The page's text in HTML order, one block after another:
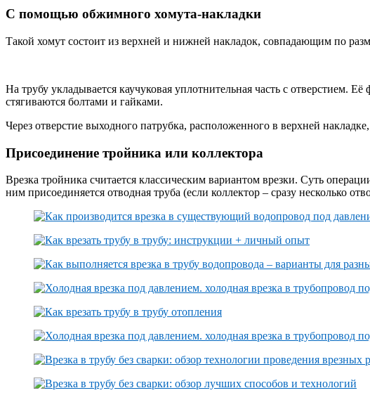
С помощью обжимного хомута-накладки
Такой хомут состоит из верхней и нижней накладок, совпадающим по
На трубу укладывается каучуковая уплотнительная часть с отверстием.
стягиваются болтами и гайками.
Через отверстие выходного патрубка, расположенного в верхней
Присоединение тройника или коллектора
Врезка тройника считается классическим вариантом врезки. Суть
ним присоединяется отводная труба (если коллектор – сразу несколько